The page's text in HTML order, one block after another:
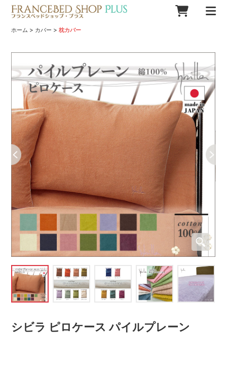
ホーム > カバー >枕カバー
シビラ ピロケース パイルプレーン